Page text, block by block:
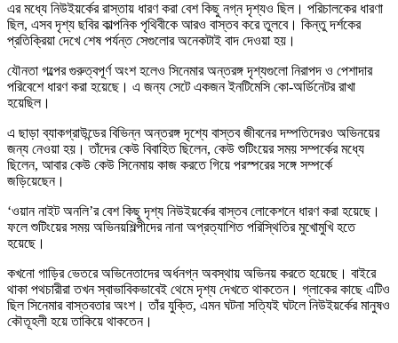
এর মধ্যে নিউইয়র্কের রাস্তায় ধারণ করা বেশ কিছু নগ্ন দৃশ্যও ছিল। পরিচালকের ধারণা
ছিল, এসব দৃশ্য ছবির কাল্পনিক পৃথিবীকে আরও বাস্তব করে তুলবে। কিন্তু দর্শকের
প্রতিক্রিয়া দেখে শেষ পর্যন্ত সেগুলোর অনেকটাই বাদ দেওয়া হয়।
যৌনতা গল্পের গুরুত্বপূর্ণ অংশ হলেও সিনেমার অন্তরঙ্গ দৃশ্যগুলো নিরাপদ ও পেশাদার
পরিবেশে ধারণ করা হয়েছে। এ জন্য সেটে একজন ইনটিমেসি কো-অর্ডিনেটর রাখা
হয়েছিল।
এ ছাড়া ব্যাকগ্রাউন্ডের বিভিন্ন অন্তরঙ্গ দৃশ্যে বাস্তব জীবনের দম্পতিদেরও অভিনয়ের
জন্য নেওয়া হয়। তাঁদের কেউ বিবাহিত ছিলেন, কেউ শুটিংয়ের সময় সম্পর্কের মধ্যে
ছিলেন, আবার কেউ কেউ সিনেমায় কাজ করতে গিয়ে পরস্পরের সঙ্গে সম্পর্কে
জড়িয়েছেন।
‘ওয়ান নাইট অনলি’র বেশ কিছু দৃশ্য নিউইয়র্কের বাস্তব লোকেশনে ধারণ করা হয়েছে।
ফলে শুটিংয়ের সময় অভিনয়শিল্পীদের নানা অপ্রত্যাশিত পরিস্থিতির মুখোমুখি হতে
হয়েছে।
কখনো গাড়ির ভেতরে অভিনেতাদের অর্ধনগ্ন অবস্থায় অভিনয় করতে হয়েছে। বাইরে
থাকা পথচারীরা তখন স্বাভাবিকভাবেই থেমে দৃশ্য দেখতে থাকতেন। গ্লাকের কাছে এটিও
ছিল সিনেমার বাস্তবতার অংশ। তাঁর যুক্তি, এমন ঘটনা সত্যিই ঘটলে নিউইয়র্কের মানুষও
কৌতূহলী হয়ে তাকিয়ে থাকতেন।